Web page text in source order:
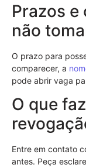
Prazos
não
O prazo para
comparecer, a
pode abrir vaga
O que
Entre em contato
antes. Peça